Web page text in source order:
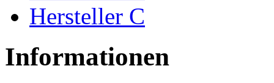
Hersteller C
Informationen